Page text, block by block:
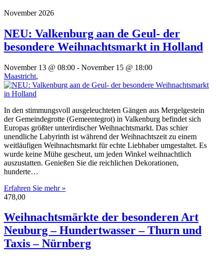
November 2026
NEU: Valkenburg aan de Geul- der
besondere Weihnachtsmarkt in Holland
November 13 @ 08:00 - November 15 @ 18:00
Maastricht,
In den stimmungsvoll ausgeleuchteten Gängen aus Mergelgestein
der Gemeindegrotte (Gemeentegrot) in Valkenburg befindet sich
Europas größter unterirdischer Weihnachtsmarkt. Das schier
unendliche Labyrinth ist während der Weihnachtszeit zu einem
weitläufigen Weihnachtsmarkt für echte Liebhaber umgestaltet. Es
wurde keine Mühe gescheut, um jeden Winkel weihnachtlich
auszustatten. Genießen Sie die reichlichen Dekorationen,
hunderte…
Erfahren Sie mehr »
478,00
Weihnachtsmärkte der besonderen Art
Neuburg – Hundertwasser – Thurn und
Taxis – Nürnberg